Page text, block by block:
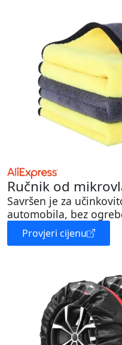
Ručnik od
Savršen je za
automobila, bez
Provjeri cijenu